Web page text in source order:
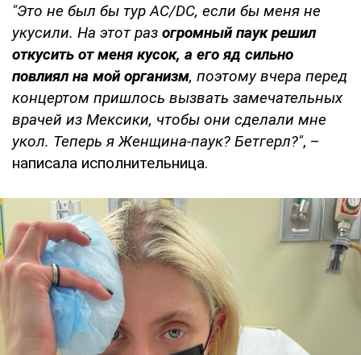
"Это не был бы тур AC/DC, если бы меня не
укусили. На этот раз огромный паук решил
откусить от меня кусок, а его яд сильно
повлиял на мой организм, поэтому вчера перед
концертом пришлось вызвать замечательных
врачей из Мексики, чтобы они сделали мне
укол. Теперь я Женщина-паук? Бетгерл?", –
написала исполнительница.